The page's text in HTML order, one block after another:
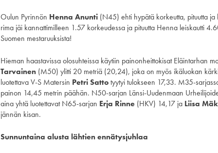
Oulun Pyrinnön Henna Anunti (N45) ehti hypätä korkeutta, pituutta
rima jäi kannattimilleen 1.57 korkeudessa ja pituutta Henna leiskautti
Suomen mestaruuksista!
Hieman haastavissa olosuhteissa käytiin painonheittokisat Eläintarhan
Tarvainen (M50) ylitti 20 metriä (20,24), joka on myös ikäluokan
luotettava V-S Matersin Petri Sattotyytyi tulokseen 17,33. M35-
painon 14,45 metrin päähän. N50-sarjan Länsi-Uudenmaan
aina yhtä luotettavat N65-sarjan Erja Rinne (HKV) 14,17 ja Liisa
jännän kisan.
Sunnuntaina alusta lähtien ennätysjuhlaa